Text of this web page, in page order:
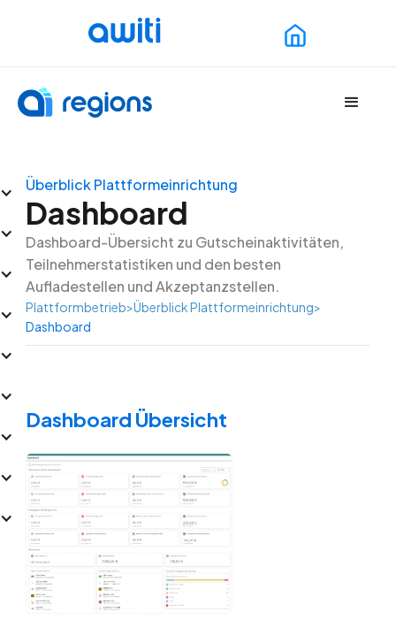
Überblick Plattformeinrichtung
Dashboard
Dashboard-Übersicht zu Gutscheinaktivitäten,
Teilnehmerstatistiken und den besten
Aufladestellen und Akzeptanzstellen.
Plattformbetrieb>Überblick Plattformeinrichtung>
Dashboard
Dashboard Übersicht